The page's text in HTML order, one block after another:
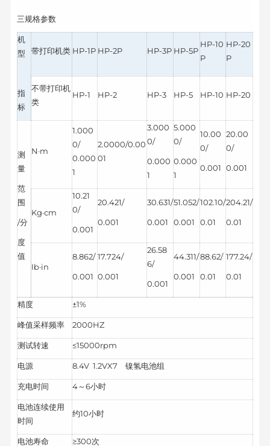
三规格参数
机
型
指
标
带打印机类 HP-1P HP-2P HP-3P HP-5P
HP-10
P
HP-20
P
不带打印机
类
HP-1 HP-2 HP-3 HP-5 HP-10 HP-20
测
量
范
围
/分
度
值
N·m
1.000
0/
0.000
1
2.0000/0.00
01
3.000
0/
0.000
1
5.000
0/
0.000
1
10.00
0/
0.001
20.00
0/
0.001
Kg·cm
10.21
0/
0.001
20.421/
0.001
30.631/
0.001
51.052/
0.001
102.10/
0.01
204.21/
0.01
Ib·in
8.862/
0.001
17.724/
0.001
26.58
6/
0.001
44.311/
0.001
88.62/
0.01
177.24/
0.01
精度 ±1%
峰值采样频率 2000HZ
测试转速 ≤15000rpm
电源 8.4V 1.2VX7 镍氢电池组
充电时间 4～6小时
电池连续使用
时间
约10小时
电池寿命 ≥300次